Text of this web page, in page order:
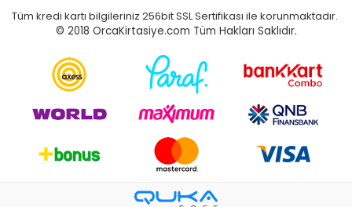
Tüm kredi kartı bilgileriniz 256bit SSL Sertifikası ile korunmaktadır.
© 2018 OrcaKirtasiye.com Tüm Hakları Saklıdır.